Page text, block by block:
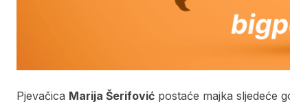
Pjevačica Marija Šerifović postaće majka sljedeće